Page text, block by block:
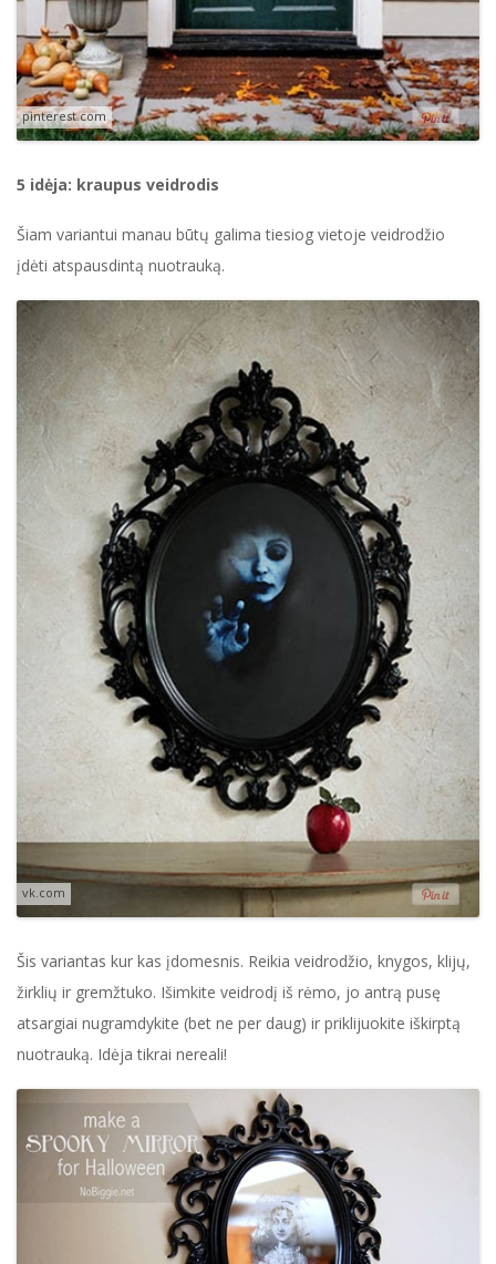
pinterest.com
5 idėja: kraupus veidrodis
Šiam variantui manau būtų galima tiesiog vietoje veidrodžio
įdėti atspausdintą nuotrauką.
vk.com
Šis variantas kur kas įdomesnis. Reikia veidrodžio, knygos, klijų,
žirklių ir gremžtuko. Išimkite veidrodį iš rėmo, jo antrą pusę
atsargiai nugramdykite (bet ne per daug) ir priklijuokite iškirptą
nuotrauką. Idėja tikrai nereali!